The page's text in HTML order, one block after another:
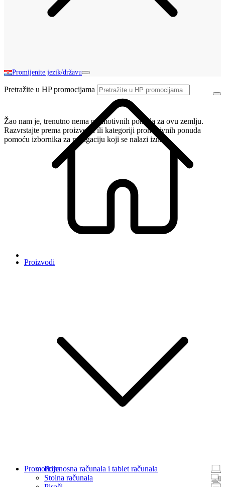
Proizvodi
Prijenosna računala i tablet računala
Stolna računala
Promotions
Promijenite jezik/državu
Pretražite u HP promocijama
Žao nam je, trenutno nema promotivnih ponuda za ovu zemlju.
Razvrstajte prema proizvodu ili kategoriji promotivnih ponuda
pomoću izbornika za navigaciju koji se nalazi iznad.